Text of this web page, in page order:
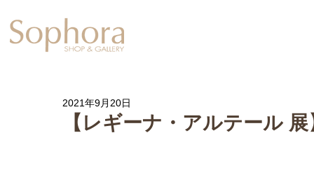
【レギーナ・アルテール
2021年9月20日